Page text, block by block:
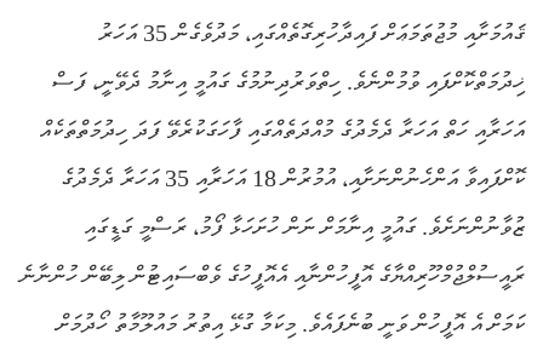
ޤައުމަށާއި މުޖުތަމަޢަށް ފައިދާހުރިގޮތެއްގައި، މަދުވެގެން 35 އަހަރު
ޚިދުމަތްކޮށްފައި ވުމުންނެވެ. ހިތްވަރުދިނުމުގެ ގައުމީ އިނާމު ދެވޭނީ، ފަސް
އަހަރާއި ހަތް އަހަރާ ދެމެދުގެ މުއްދަތެއްގައި ފާހަގަކުރެވޭ ފަދަ ހިދުމަތްތަކެއް
ކޮށްފައިވާ އަންހެނުންނަށާއި، އުމުރުން 18 އަހަރާއި 35 އަހަރާ ދެމެދުގެ
ޒުވާނުންނަށެވެ. ގައުމީ އިނާމަށް ނަން ހުށަހަޅާ ފޯމު، ރަސްމީ ގަޑީގައި
ރައީސުލްޖުމްހޫރިއްޔާގެ އޮފީހުންނާއި އެއޮފީހުގެ ވެބްސައިޓުން ލިބޭން ހުންނާނެ
ކަމަށް އެ އޮފީހުން ވަނީ ބުނެފައެވެ. މިކަމާ ގުޅޭ އިތުރު މައުލޫމާތު ހޯދުމަށް